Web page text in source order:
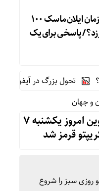
یک ساعت از زمان ایلان ماسک ۱۰۰
/ پاسخی برای یک
تحول بزرگ در آیفون ۱۸ پرو/ سه قابلیت رویایی که بالاخره به حقیقت می‌پیوندند
و جهان
قیمت تتر، سولانا و بیت‌کوین امروز یکشنبه ۷
روزی سبز را شروع